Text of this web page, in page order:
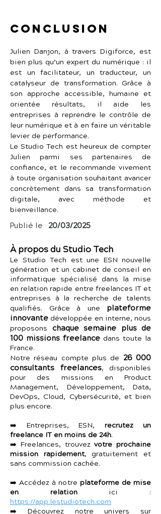
Conclusion
Julien Danjon, à travers Digiforce, est
bien plus qu’un expert du numérique : il
est un facilitateur, un traducteur, un
catalyseur de transformation. Grâce à
son approche accessible, humaine et
orientée résultats, il aide les
entreprises à reprendre le contrôle de
leur numérique et à en faire un véritable
levier de performance.
Le Studio Tech est heureux de compter
Julien parmi ses partenaires de
confiance, et le recommande vivement
à toute organisation souhaitant avancer
concrètement dans sa transformation
digitale, avec méthode et
bienveillance.
Publié le 20/03/2025
À propos du Studio Tech
Le Studio Tech est une ESN nouvelle
génération et un cabinet de conseil en
informatique spécialisé dans la mise
en relation rapide entre freelances IT et
entreprises à la recherche de talents
qualifiés. Grâce à une plateforme
innovante développée en interne, nous
proposons chaque semaine plus de
100 missions freelance dans toute la
France.
Notre réseau compte plus de 26 000
consultants freelances, disponibles
pour des missions en Product
Management, Développement, Data,
DevOps, Cloud, Cybersécurité, et bien
plus encore.
➡️ Entreprises, ESN, recrutez un
freelance IT en moins de 24h.
➡️ Freelances, trouvezvotre prochaine
mission rapidement, gratuitement et
sans commission cachée.
➡️ Accédez à notre plateforme de mise
en relationici :
https://app.lestudiotech.com
➡️ Découvrez notre univers sur